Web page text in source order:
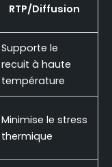
RTP/Diffusion
Supporte le
recuit à haute
température
Minimise le stress
thermique